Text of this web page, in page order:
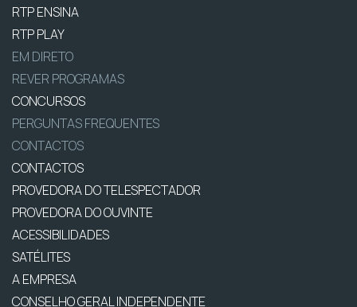
RTP ENSINA
RTP PLAY
EM DIRETO
REVER PROGRAMAS
CONCURSOS
PERGUNTAS FREQUENTES
CONTACTOS
CONTACTOS
PROVEDORA DO TELESPECTADOR
PROVEDORA DO OUVINTE
ACESSIBILIDADES
SATÉLITES
A EMPRESA
CONSELHO GERAL INDEPENDENTE